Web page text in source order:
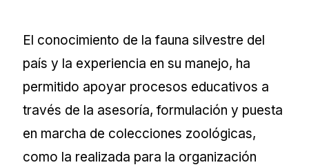
El conocimiento de la fauna silvestre del
país y la experiencia en su manejo, ha
permitido apoyar procesos educativos a
través de la asesoría, formulación y puesta
en marcha de colecciones zoológicas,
como la realizada para la organización